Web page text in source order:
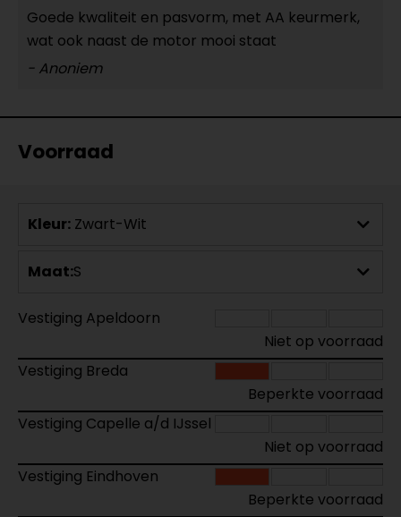
Goede kwaliteit en pasvorm, met AA keurmerk,
wat ook naast de motor mooi staat
- Anoniem
Voorraad
Kleur: Zwart-Wit
Maat:S
Vestiging Apeldoorn
Niet op voorraad
Vestiging Breda
Beperkte voorraad
Vestiging Capelle a/d IJssel
Niet op voorraad
Vestiging Eindhoven
Beperkte voorraad